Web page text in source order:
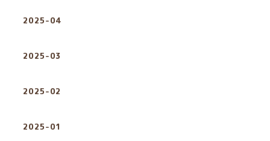
2025-04
2025-03
2025-02
2025-01